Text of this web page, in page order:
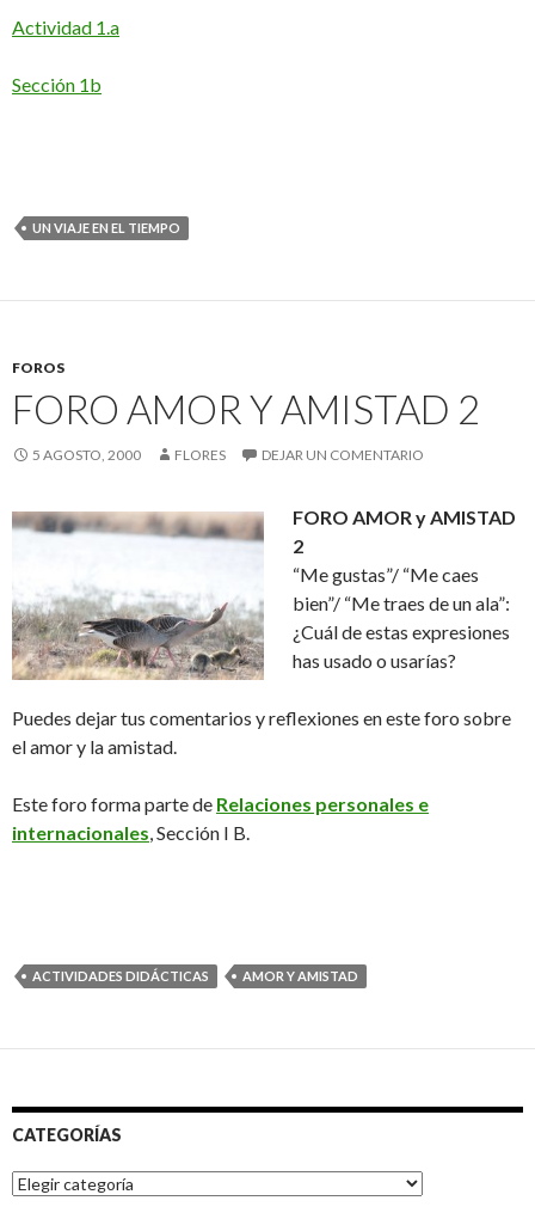
Actividad 1.a
Sección 1b
UN VIAJE EN EL TIEMPO
FOROS
FORO AMOR Y AMISTAD 2
5 AGOSTO, 2000 FLORES DEJAR UN COMENTARIO
FORO AMOR y AMISTAD
2
“Me gustas”/ “Me caes
bien”/ “Me traes de un ala”:
¿Cuál de estas expresiones
has usado o usarías?
Puedes dejar tus comentarios y reflexiones en este foro sobre
el amor y la amistad.
Este foro forma parte de Relaciones personales e
internacionales, Sección I B.
ACTIVIDADES DIDÁCTICAS AMOR Y AMISTAD
CATEGORÍAS
Categorías